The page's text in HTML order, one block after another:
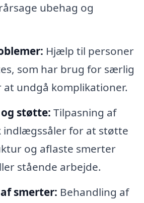
ubehag og
Hjælp til personer
som har brug for særlig
undgå komplikationer.
støtte: Tilpasning af
for at støtte
og aflaste smerter
stående arbejde.
smerter: Behandling af